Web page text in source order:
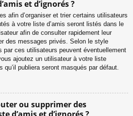
et d’ignorés ?
afin d’organiser et trier certains utilisateurs
à votre liste d’amis seront listés dans le
afin de consulter rapidement leur
des messages privés. Selon le style
par ces utilisateurs peuvent éventuellement
ajoutez un utilisateur à votre liste
qu’il publiera seront masqués par défaut.
ou supprimer des